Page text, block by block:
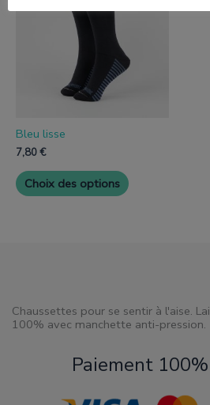
Bleu lisse
7,80€
Choix des options
plusieurs
peuvent
Chaussettes pour se sentir à l'aise.
100% avec manchette anti-pression.
Paiement